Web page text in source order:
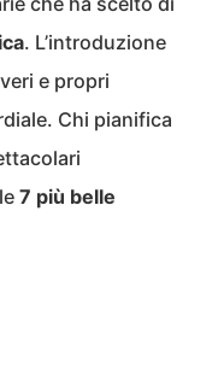
. L’introduzione
e propri
Chi pianifica
7 più belle